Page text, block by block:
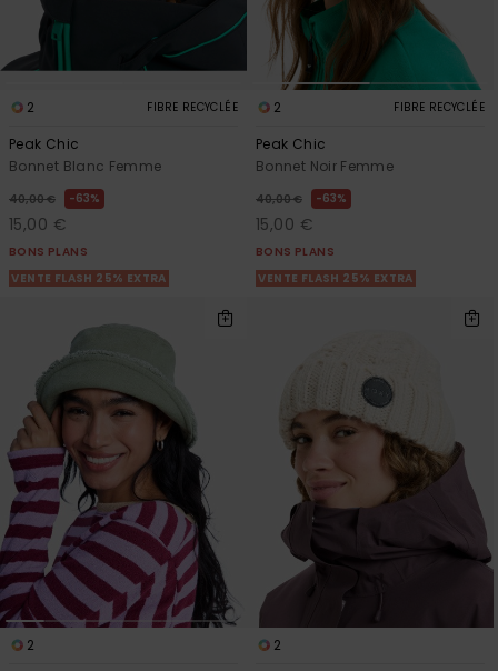
2 FIBRE RECYCLÉE
Peak Chic
Bonnet Blanc Femme
40,00 € 63%
15,00 €
BONS PLANS
VENTE FLASH 25% EXTRA
2 FIBRE RECYCLÉE
Peak Chic
Bonnet Noir Femme
40,00 € 63%
15,00 €
BONS PLANS
VENTE FLASH 25% EXTRA
2
2